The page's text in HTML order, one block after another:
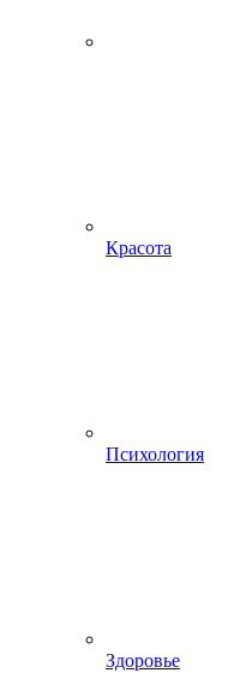
Красота
Психология
Здоровье